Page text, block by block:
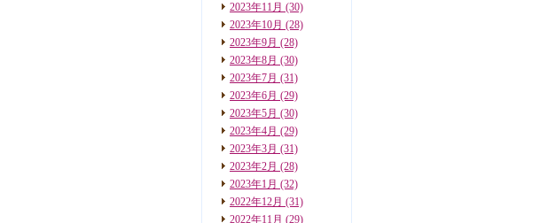
2023年11月 (30)
2023年10月 (28)
2023年9月 (28)
2023年8月 (30)
2023年7月 (31)
2023年6月 (29)
2023年5月 (30)
2023年4月 (29)
2023年3月 (31)
2023年2月 (28)
2023年1月 (32)
2022年12月 (31)
2022年11月 (29)